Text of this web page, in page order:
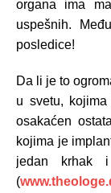
organa ima
uspešnih.
posledice!
Da li je to
u svetu,
osakaćen
kojima je
jedan krhak i
(